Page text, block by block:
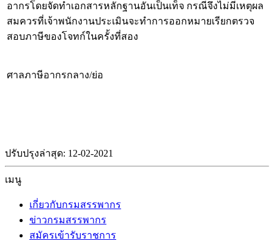
อากรโดยจัดทำเอกสารหลักฐานอันเป็นเท็จ กรณีจึงไม่มีเหตุผล
สมควรที่เจ้าพนักงานประเมินจะทำการออกหมายเรียกตรวจ
สอบภาษีของโจทก์ในครั้งที่สอง
ศาลภาษีอากรกลาง/ย่อ
ปรับปรุงล่าสุด: 12-02-2021
เมนู
เกี่ยวกับกรมสรรพากร
ข่าวกรมสรรพากร
สมัครเข้ารับราชการ